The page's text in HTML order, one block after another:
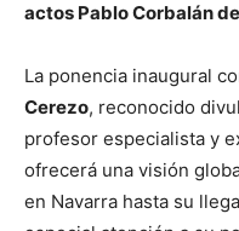
actos Pablo Corbalán
La ponencia inaugural
Cerezo, reconocido
profesor especialista y
ofrecerá una visión
en Navarra hasta su